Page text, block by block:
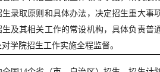
生录取原则和具体办法，决定招生重大事
生及其相关工作的常设机构，具体负责普
学院招生工作实施全程监督。